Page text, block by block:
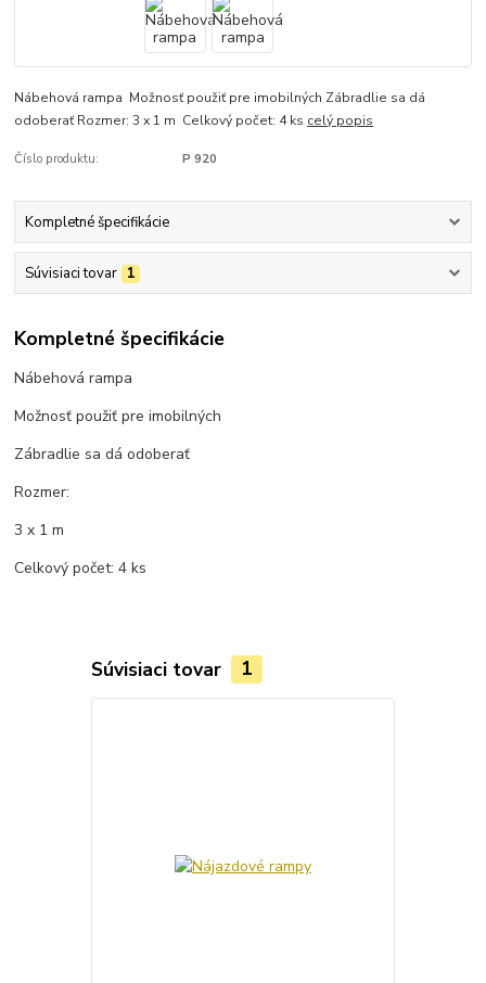
Nábehová rampa Možnosť použiť pre imobilných Zábradlie sa dá
odoberať Rozmer: 3 x 1 m Celkový počet: 4 ks celý popis
Číslo produktu: P 920
Kompletné špecifikácie
Súvisiaci tovar 1
Kompletné špecifikácie
Nábehová rampa
Možnosť použiť pre imobilných
Zábradlie sa dá odoberať
Rozmer:
3 x 1 m
Celkový počet: 4 ks
Súvisiaci tovar 1